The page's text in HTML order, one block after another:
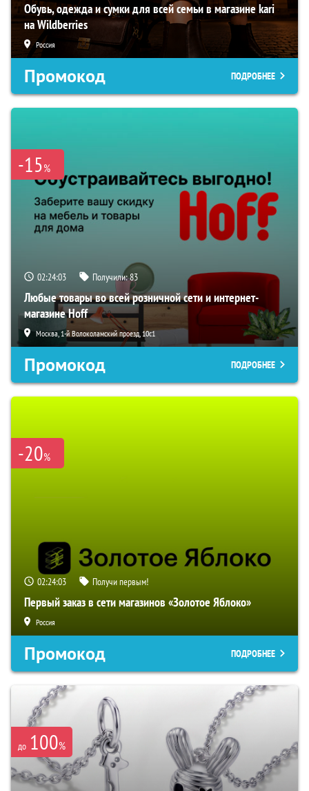
Обувь, одежда и сумки для всей семьи в магазине kari
на Wildberries
Россия
Промокод ПОДРОБНЕЕ
-15%
02:24:03 Получили:83
Любые товары во всей розничной сети и интернет-
магазине Hoff
Москва, 1-й Волоколамский проезд, 10с1
Промокод ПОДРОБНЕЕ
-20%
02:24:03 Получи первым!
Первый заказ в сети магазинов «Золотое Яблоко»
Россия
Промокод ПОДРОБНЕЕ
до 100%